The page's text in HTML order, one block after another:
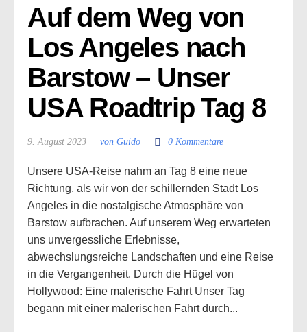
Auf dem Weg von
Los Angeles nach
Barstow – Unser
USA Roadtrip Tag 8
9. August 2023 von Guido 0 Kommentare
Unsere USA-Reise nahm an Tag 8 eine neue
Richtung, als wir von der schillernden Stadt Los
Angeles in die nostalgische Atmosphäre von
Barstow aufbrachen. Auf unserem Weg erwarteten
uns unvergessliche Erlebnisse,
abwechslungsreiche Landschaften und eine Reise
in die Vergangenheit. Durch die Hügel von
Hollywood: Eine malerische Fahrt Unser Tag
begann mit einer malerischen Fahrt durch...